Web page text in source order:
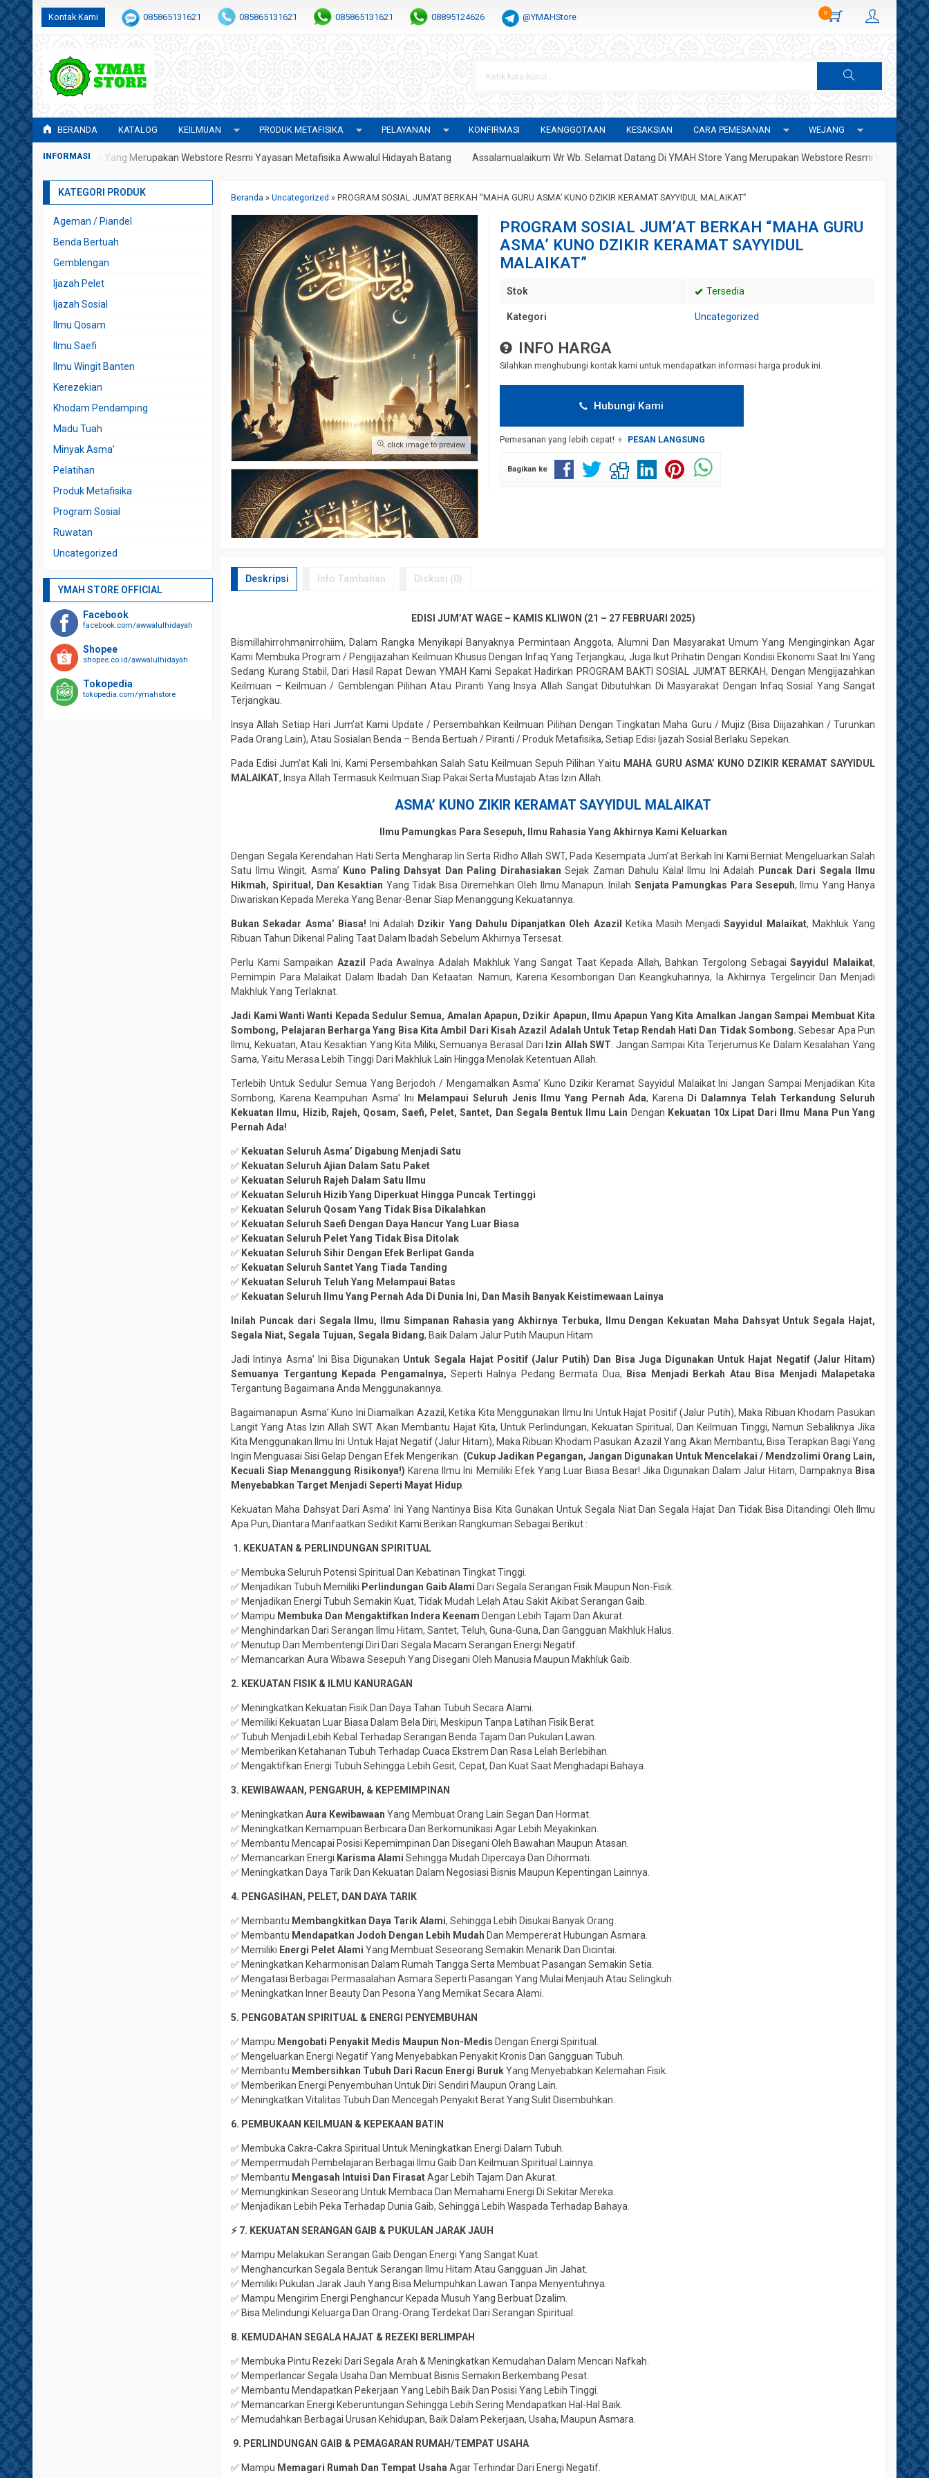
Kontak Kami 085865131621 085865131621 085865131621 08895124626 @YMAHStore 0
BERANDA KATALOG KEILMUAN PRODUK METAFISIKA PELAYANAN KONFIRMASI KEANGGOTAAN KESAKSIAN CARA PEMESANAN WEJANG
YMAH Store Yang Merupakan Webstore Resmi Yayasan Metafisika Awwalul Hidayah Batang Assalamualaikum Wr Wb. Selamat Datang Di YMAH Store Yang Merupakan Webstore Resmi Yayasan
Beranda »Uncategorized »PROGRAM SOSIAL JUM’AT BERKAH “MAHA GURU ASMA’ KUNO DZIKIR KERAMAT SAYYIDUL MALAIKAT”
click image to preview
PROGRAM SOSIAL JUM’AT BERKAH “MAHA GURU
ASMA’ KUNO DZIKIR KERAMAT SAYYIDUL
MALAIKAT”
Stok Tersedia
Kategori Uncategorized
INFO HARGA
Silahkan menghubungi kontak kami untuk mendapatkan informasi harga produk ini.
Hubungi Kami
Pemesanan yang lebih cepat! PESAN LANGSUNG
Bagikan ke
Deskripsi Info Tambahan Diskusi (0)
EDISI JUM’AT WAGE – KAMIS KLIWON (21 – 27 FEBRUARI 2025)
Bismillahirrohmanirrohiim, Dalam Rangka Menyikapi Banyaknya Permintaan Anggota, Alumni Dan Masyarakat Umum Yang Menginginkan Agar
Kami Membuka Program / Pengijazahan Keilmuan Khusus Dengan Infaq Yang Terjangkau, Juga Ikut Prihatin Dengan Kondisi Ekonomi Saat Ini Yang
Sedang Kurang Stabil, Dari Hasil Rapat Dewan YMAH Kami Sepakat Hadirkan PROGRAM BAKTI SOSIAL JUM’AT BERKAH, Dengan Mengijazahkan
Keilmuan – Keilmuan / Gemblengan Pilihan Atau Piranti Yang Insya Allah Sangat Dibutuhkan Di Masyarakat Dengan Infaq Sosial Yang Sangat
Terjangkau.
Insya Allah Setiap Hari Jum’at Kami Update / Persembahkan Keilmuan Pilihan Dengan Tingkatan Maha Guru / Mujiz (Bisa Diijazahkan / Turunkan
Pada Orang Lain), Atau Sosialan Benda – Benda Bertuah / Piranti / Produk Metafisika, Setiap Edisi Ijazah Sosial Berlaku Sepekan.
Pada Edisi Jum’at Kali Ini, Kami Persembahkan Salah Satu Keilmuan Sepuh Pilihan Yaitu MAHA GURU ASMA’ KUNO DZIKIR KERAMAT SAYYIDUL
MALAIKAT, Insya Allah Termasuk Keilmuan Siap Pakai Serta Mustajab Atas Izin Allah.
ASMA’ KUNO ZIKIR KERAMAT SAYYIDUL MALAIKAT
Ilmu Pamungkas Para Sesepuh, Ilmu Rahasia Yang Akhirnya Kami Keluarkan
Dengan Segala Kerendahan Hati Serta Mengharap Iin Serta Ridho Allah SWT, Pada Kesempata Jum’at Berkah Ini Kami Berniat Mengeluarkan Salah
Satu Ilmu Wingit, Asma’ Kuno Paling Dahsyat Dan Paling Dirahasiakan Sejak Zaman Dahulu Kala! Ilmu Ini Adalah
Puncak Dari Segala Ilmu
Hikmah, Spiritual, Dan Kesaktian Yang Tidak Bisa Diremehkan Oleh Ilmu Manapun. Inilah Senjata Pamungkas Para Sesepuh, Ilmu Yang Hanya
Diwariskan Kepada Mereka Yang Benar-Benar Siap Menanggung Kekuatannya.
Bukan Sekadar Asma’ Biasa! Ini Adalah Dzikir Yang Dahulu Dipanjatkan Oleh Azazil Ketika Masih MenjadiSayyidul Malaikat, Makhluk Yang
Ribuan Tahun Dikenal Paling Taat Dalam Ibadah Sebelum Akhirnya Tersesat.
Perlu Kami SampaikanAzazil Pada Awalnya Adalah Makhluk Yang Sangat Taat Kepada Allah, Bahkan Tergolong SebagaiSayyidul Malaikat,
Pemimpin Para Malaikat Dalam Ibadah Dan Ketaatan. Namun, Karena Kesombongan Dan Keangkuhannya, Ia Akhirnya Tergelincir Dan Menjadi
Makhluk Yang Terlaknat.
Jadi Kami Wanti Wanti Kepada Sedulur Semua, Amalan Apapun, Dzikir Apapun, Ilmu Apapun Yang Kita Amalkan Jangan Sampai Membuat Kita
Sombong, Pelajaran Berharga Yang Bisa Kita Ambil Dari Kisah Azazil Adalah Untuk Tetap Rendah Hati Dan Tidak Sombong. Sebesar Apa Pun
Ilmu, Kekuatan, Atau Kesaktian Yang Kita Miliki, Semuanya Berasal Dari Izin Allah SWT . Jangan Sampai Kita Terjerumus Ke Dalam Kesalahan Yang
Sama, Yaitu Merasa Lebih Tinggi Dari Makhluk Lain Hingga Menolak Ketentuan Allah.
Terlebih Untuk Sedulur Semua Yang Berjodoh / Mengamalkan Asma’ Kuno Dzikir Keramat Sayyidul Malaikat Ini Jangan Sampai Menjadikan Kita
Sombong, Karena Keampuhan Asma’ Ini Melampaui Seluruh Jenis Ilmu Yang Pernah Ada, Karena Di Dalamnya Telah Terkandung Seluruh
Kekuatan Ilmu, Hizib, Rajeh, Qosam, Saefi, Pelet, Santet, Dan Segala Bentuk Ilmu Lain Dengan Kekuatan 10x Lipat Dari Ilmu Mana Pun Yang
Pernah Ada!
✅ Kekuatan Seluruh Asma’ Digabung Menjadi Satu
✅ Kekuatan Seluruh Ajian Dalam Satu Paket
✅ Kekuatan Seluruh Rajeh Dalam Satu Ilmu
✅ Kekuatan Seluruh Hizib Yang Diperkuat Hingga Puncak Tertinggi
✅ Kekuatan Seluruh Qosam Yang Tidak Bisa Dikalahkan
✅ Kekuatan Seluruh Saefi Dengan Daya Hancur Yang Luar Biasa
✅ Kekuatan Seluruh Pelet Yang Tidak Bisa Ditolak
✅ Kekuatan Seluruh Sihir Dengan Efek Berlipat Ganda
✅ Kekuatan Seluruh Santet Yang Tiada Tanding
✅ Kekuatan Seluruh Teluh Yang Melampaui Batas
✅ Kekuatan Seluruh Ilmu Yang Pernah Ada Di Dunia Ini, Dan Masih Banyak Keistimewaan Lainya
Inilah Puncak dari Segala Ilmu, Ilmu Simpanan Rahasia yang Akhirnya Terbuka, Ilmu Dengan Kekuatan Maha Dahsyat Untuk Segala Hajat,
Segala Niat, Segala Tujuan, Segala Bidang, Baik Dalam Jalur Putih Maupun Hitam
Jadi Intinya Asma’ Ini Bisa Digunakan Untuk Segala Hajat Positif (Jalur Putih) Dan Bisa Juga Digunakan Untuk Hajat Negatif (Jalur Hitam)
Semuanya Tergantung Kepada Pengamalnya,Seperti Halnya Pedang Bermata Dua,
Bisa Menjadi Berkah Atau Bisa Menjadi Malapetaka
Tergantung Bagaimana Anda Menggunakannya.
Bagaimanapun Asma’ Kuno Ini Diamalkan Azazil, Ketika Kita Menggunakan Ilmu Ini Untuk Hajat Positif (Jalur Putih), Maka Ribuan Khodam Pasukan
Langit Yang Atas Izin Allah SWT Akan Membantu Hajat Kita, Untuk Perlindungan, Kekuatan Spiritual, Dan Keilmuan Tinggi, Namun Sebaliknya Jika
Kita Menggunakan Ilmu Ini Untuk Hajat Negatif (Jalur Hitam), Maka Ribuan Khodam Pasukan Azazil Yang Akan Membantu, Bisa Terapkan Bagi Yang
Ingin Menguasai Sisi Gelap Dengan Efek Mengerikan. (Cukup Jadikan Pegangan, Jangan Digunakan Untuk Mencelakai / Mendzolimi Orang Lain,
Kecuali Siap Menanggung Risikonya!) Karena Ilmu Ini Memiliki Efek Yang Luar Biasa Besar! Jika Digunakan Dalam Jalur Hitam, Dampaknya Bisa
Menyebabkan Target Menjadi Seperti Mayat Hidup
Kekuatan Maha Dahsyat Dari Asma’ Ini Yang Nantinya Bisa Kita Gunakan Untuk Segala Niat Dan Segala Hajat Dan Tidak Bisa Ditandingi Oleh Ilmu
Apa Pun, Diantara Manfaatkan Sedikit Kami Berikan Rangkuman Sebagai Berikut :
️ 1. KEKUATAN & PERLINDUNGAN SPIRITUAL
✅ Membuka Seluruh Potensi Spiritual Dan Kebatinan Tingkat Tinggi.
✅ Menjadikan Tubuh Memiliki Perlindungan Gaib Alami Dari Segala Serangan Fisik Maupun Non-Fisik.
✅ Menjadikan Energi Tubuh Semakin Kuat, Tidak Mudah Lelah Atau Sakit Akibat Serangan Gaib.
✅ Mampu Membuka Dan Mengaktifkan Indera Keenam Dengan Lebih Tajam Dan Akurat.
✅ Menghindarkan Dari Serangan Ilmu Hitam, Santet, Teluh, Guna-Guna, Dan Gangguan Makhluk Halus.
✅ Menutup Dan Membentengi Diri Dari Segala Macam Serangan Energi Negatif.
✅ Memancarkan Aura Wibawa Sesepuh Yang Disegani Oleh Manusia Maupun Makhluk Gaib.
2. KEKUATAN FISIK & ILMU KANURAGAN
✅ Meningkatkan Kekuatan Fisik Dan Daya Tahan Tubuh Secara Alami.
✅ Memiliki Kekuatan Luar Biasa Dalam Bela Diri, Meskipun Tanpa Latihan Fisik Berat.
✅ Tubuh Menjadi Lebih Kebal Terhadap Serangan Benda Tajam Dan Pukulan Lawan.
✅ Memberikan Ketahanan Tubuh Terhadap Cuaca Ekstrem Dan Rasa Lelah Berlebihan.
✅ Mengaktifkan Energi Tubuh Sehingga Lebih Gesit, Cepat, Dan Kuat Saat Menghadapi Bahaya.
3. KEWIBAWAAN, PENGARUH, & KEPEMIMPINAN
✅ MeningkatkanAura Kewibawaan Yang Membuat Orang Lain Segan Dan Hormat.
✅ Meningkatkan Kemampuan Berbicara Dan Berkomunikasi Agar Lebih Meyakinkan.
✅ Membantu Mencapai Posisi Kepemimpinan Dan Disegani Oleh Bawahan Maupun Atasan.
✅ Memancarkan Energi Karisma Alami Sehingga Mudah Dipercaya Dan Dihormati.
✅ Meningkatkan Daya Tarik Dan Kekuatan Dalam Negosiasi Bisnis Maupun Kepentingan Lainnya.
4. PENGASIHAN, PELET, DAN DAYA TARIK
✅ Membantu Membangkitkan Daya Tarik Alami, Sehingga Lebih Disukai Banyak Orang.
✅ Membantu Mendapatkan Jodoh Dengan Lebih Mudah Dan Mempererat Hubungan Asmara.
✅ Memiliki Energi Pelet Alami Yang Membuat Seseorang Semakin Menarik Dan Dicintai.
✅ Meningkatkan Keharmonisan Dalam Rumah Tangga Serta Membuat Pasangan Semakin Setia.
✅ Mengatasi Berbagai Permasalahan Asmara Seperti Pasangan Yang Mulai Menjauh Atau Selingkuh.
✅ Meningkatkan Inner Beauty Dan Pesona Yang Memikat Secara Alami.
5. PENGOBATAN SPIRITUAL & ENERGI PENYEMBUHAN
✅ Mampu Mengobati Penyakit Medis Maupun Non-Medis Dengan Energi Spiritual.
✅ Mengeluarkan Energi Negatif Yang Menyebabkan Penyakit Kronis Dan Gangguan Tubuh.
✅ Membantu Membersihkan Tubuh Dari Racun Energi BurukYang Menyebabkan Kelemahan Fisik.
✅ Memberikan Energi Penyembuhan Untuk Diri Sendiri Maupun Orang Lain.
✅ Meningkatkan Vitalitas Tubuh Dan Mencegah Penyakit Berat Yang Sulit Disembuhkan.
6. PEMBUKAAN KEILMUAN & KEPEKAAN BATIN
✅ Membuka Cakra-Cakra Spiritual Untuk Meningkatkan Energi Dalam Tubuh.
✅ Mempermudah Pembelajaran Berbagai Ilmu Gaib Dan Keilmuan Spiritual Lainnya.
✅ Membantu Mengasah Intuisi Dan FirasatAgar Lebih Tajam Dan Akurat.
✅ Memungkinkan Seseorang Untuk Membaca Dan Memahami Energi Di Sekitar Mereka.
✅ Menjadikan Lebih Peka Terhadap Dunia Gaib, Sehingga Lebih Waspada Terhadap Bahaya.
⚡ 7. KEKUATAN SERANGAN GAIB & PUKULAN JARAK JAUH
✅ Mampu Melakukan Serangan Gaib Dengan Energi Yang Sangat Kuat.
✅ Menghancurkan Segala Bentuk Serangan Ilmu Hitam Atau Gangguan Jin Jahat.
✅ Memiliki Pukulan Jarak Jauh Yang Bisa Melumpuhkan Lawan Tanpa Menyentuhnya.
✅ Mampu Mengirim Energi Penghancur Kepada Musuh Yang Berbuat Dzalim.
✅ Bisa Melindungi Keluarga Dan Orang-Orang Terdekat Dari Serangan Spiritual.
8. KEMUDAHAN SEGALA HAJAT & REZEKI BERLIMPAH
✅ Membuka Pintu Rezeki Dari Segala Arah & Meningkatkan Kemudahan Dalam Mencari Nafkah.
✅ Memperlancar Segala Usaha Dan Membuat Bisnis Semakin Berkembang Pesat.
✅ Membantu Mendapatkan Pekerjaan Yang Lebih Baik Dan Posisi Yang Lebih Tinggi.
✅ Memancarkan Energi Keberuntungan Sehingga Lebih Sering Mendapatkan Hal-Hal Baik.
✅ Memudahkan Berbagai Urusan Kehidupan, Baik Dalam Pekerjaan, Usaha, Maupun Asmara.
️ 9. PERLINDUNGAN GAIB & PEMAGARAN RUMAH/TEMPAT USAHA
✅ Mampu Memagari Rumah Dan Tempat Usaha Agar Terhindar Dari Energi Negatif.
KATEGORI PRODUK
Ageman / Piandel
Benda Bertuah
Gemblengan
Ijazah Pelet
Ijazah Sosial
Ilmu Qosam
Ilmu Saefi
Ilmu Wingit Banten
Kerezekian
Khodam Pendamping
Madu Tuah
Minyak Asma'
Pelatihan
Produk Metafisika
Program Sosial
Ruwatan
Uncategorized
YMAH STORE OFFICIAL
Facebook
facebook.com/awwalulhidayah
Shopee
shopee.co.id/awwalulhidayah
Tokopedia
tokopedia.com/ymahstore